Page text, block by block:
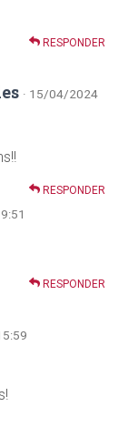
RESPONDER
· 15/04/2024
RESPONDER
RESPONDER